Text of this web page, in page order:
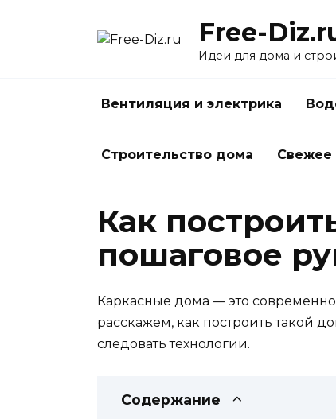
Free-
Идеи для дома и
Вентиляция и электрика
Строительство дома Свежее
Как
пошаговое
Каркасные дома — это
расскажем, как построить такой
следовать технологии.
Содержание